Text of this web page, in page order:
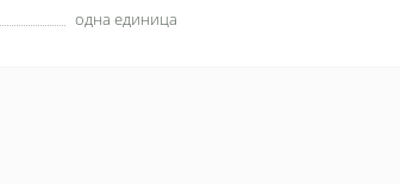
одна единица